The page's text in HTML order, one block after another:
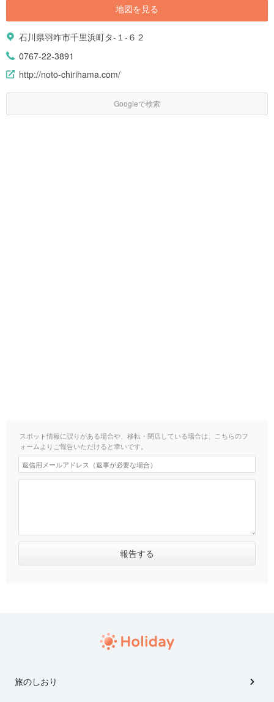
地図を見る
石川県羽咋市千里浜町タ-１-６２
0767-22-3891
http://noto-chirihama.com/
Googleで検索
スポット情報に誤りがある場合や、移転・閉店している場合は、こちらのフ
ォームよりご報告いただけると幸いです。
旅のしおり